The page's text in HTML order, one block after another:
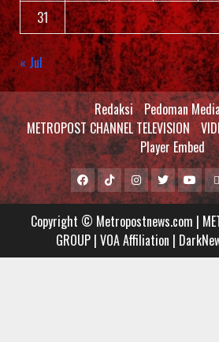
31
« Jul
Redaksi Pedoman
METROPOST CHANNEL TELEVISION
Player Embed
Facebook
Tiktok
Metropostnews
Media
Group
Instagram
Twitter
Copyright © Metropostnews.com |
GROUP | VOA Affiliation |